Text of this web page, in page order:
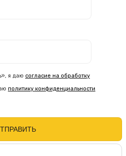
я даю согласие на обработку
политику конфиденциальности